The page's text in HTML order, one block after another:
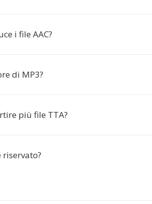
i file AAC?
di MP3?
più file TTA?
riservato?